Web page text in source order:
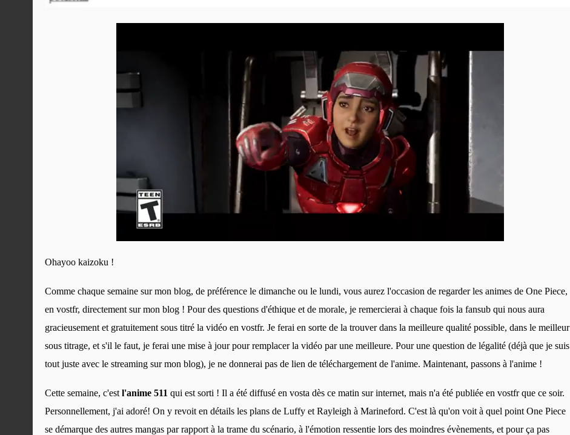
Ohayoo kaizoku !
Comme chaque semaine sur mon blog, de préférence le dimanche ou le lundi, vous aurez l'occasion de regarder les animes de One Piece,
en vostfr, directement sur mon blog ! Pour des questions d'éthique et de morale, je remercierai à chaque fois la fansub qui nous aura
gracieusement et gratuitement sous titré la vidéo en vostfr. Je ferai en sorte de la trouver dans la meilleure qualité possible, dans le meilleur
sous titrage, et s'il le faut, je ferai une mise à jour pour remplacer la vidéo par une meilleure. Pour une question de légalité (déjà que je suis
tout juste avec le streaming sur mon blog), je ne donnerai pas de lien de téléchargement de l'anime. Maintenant, passons à l'anime !
Cette semaine, c'est l'anime 511 qui est sorti ! Il a été diffusé en vosta dès ce matin sur internet, mais n'a été publiée en vostfr que ce soir.
Personnellement, j'ai adoré! On y revoit en détails les plans de Luffy et Rayleigh à Marineford. C'est là qu'on voit à quel point One Piece
se démarque des autres mangas par rapport à la trame du scénario, à l'émotion ressentie lors des moindres évènements, et pour ça pas